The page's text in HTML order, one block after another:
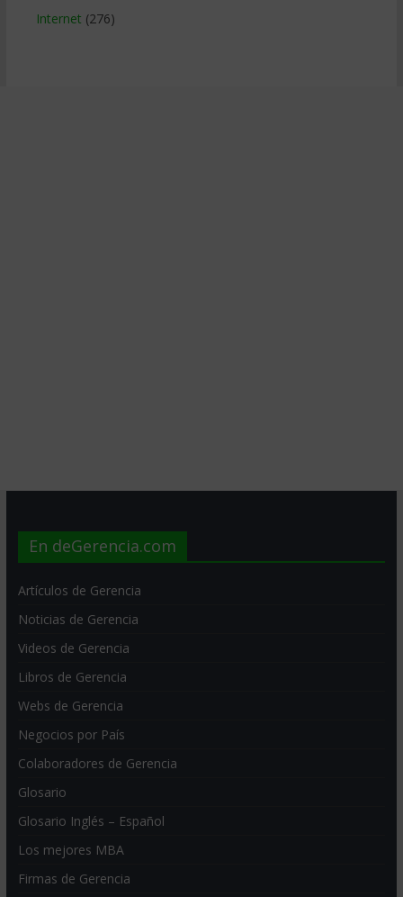
Internet (276)
En deGerencia.com
Artículos de Gerencia
Noticias de Gerencia
Videos de Gerencia
Libros de Gerencia
Webs de Gerencia
Negocios por País
Colaboradores de Gerencia
Glosario
Glosario Inglés – Español
Los mejores MBA
Firmas de Gerencia